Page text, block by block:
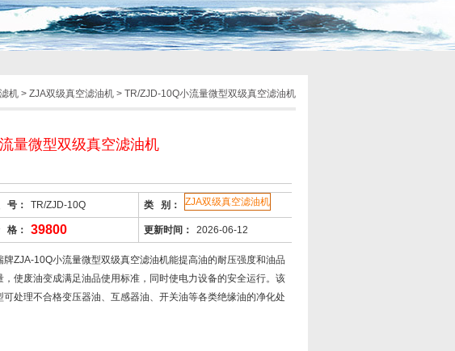
机 > ZJA双级真空滤油机 > TR/ZJD-10Q小流量微型双级真空滤油机
量微型双级真空滤油机
号： TR/ZJD-10Q 类 别： ZJA双级真空滤油机
格： 39800 更新时间： 2026-06-12
牌ZJA-10Q小流量微型双级真空滤油机能提高油的耐压强度和油品
，使废油变成满足油品使用标准，同时使电力设备的安全运行。该
可处理不合格变压器油、互感器油、开关油等各类绝缘油的净化处